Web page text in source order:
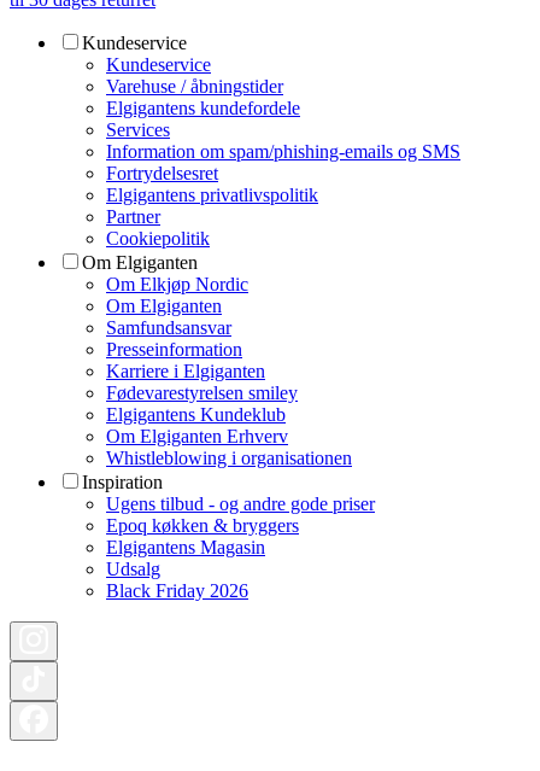
Kundeservice
Kundeservice
Varehuse / åbningstider
Elgigantens kundefordele
Services
Information om spam/phishing-emails og SMS
Fortrydelsesret
Elgigantens privatlivspolitik
Partner
Cookiepolitik
Om Elgiganten
Om Elkjøp Nordic
Om Elgiganten
Samfundsansvar
Presseinformation
Karriere i Elgiganten
Fødevarestyrelsen smiley
Elgigantens Kundeklub
Om Elgiganten Erhverv
Whistleblowing i organisationen
Inspiration
Ugens tilbud - og andre gode priser
Epoq køkken & bryggers
Elgigantens Magasin
Udsalg
Black Friday 2026